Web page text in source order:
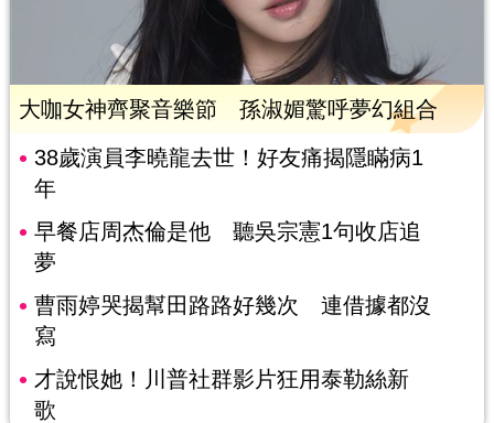
大咖女神齊聚音樂節 孫淑媚驚呼夢幻組合
38歲演員李曉龍去世！好友痛揭隱瞞病1
年
早餐店周杰倫是他 聽吳宗憲1句收店追
夢
曹雨婷哭揭幫田路路好幾次 連借據都沒
寫
才說恨她！川普社群影片狂用泰勒絲新
歌